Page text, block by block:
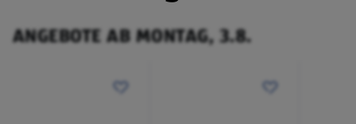
ANGEBOTE AB MONTAG, 3.8.